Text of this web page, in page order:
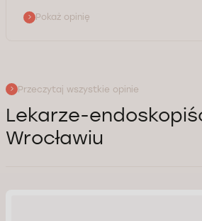
Pokaż opinię
Przeczytaj wszystkie opinie
Lekarze-
Wrocławiu